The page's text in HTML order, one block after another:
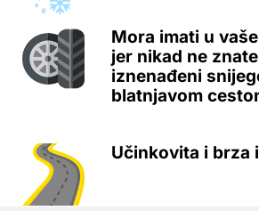
Mora imati u
jer nikad ne
iznenađeni
blatnjavom
Učinkovita i brza